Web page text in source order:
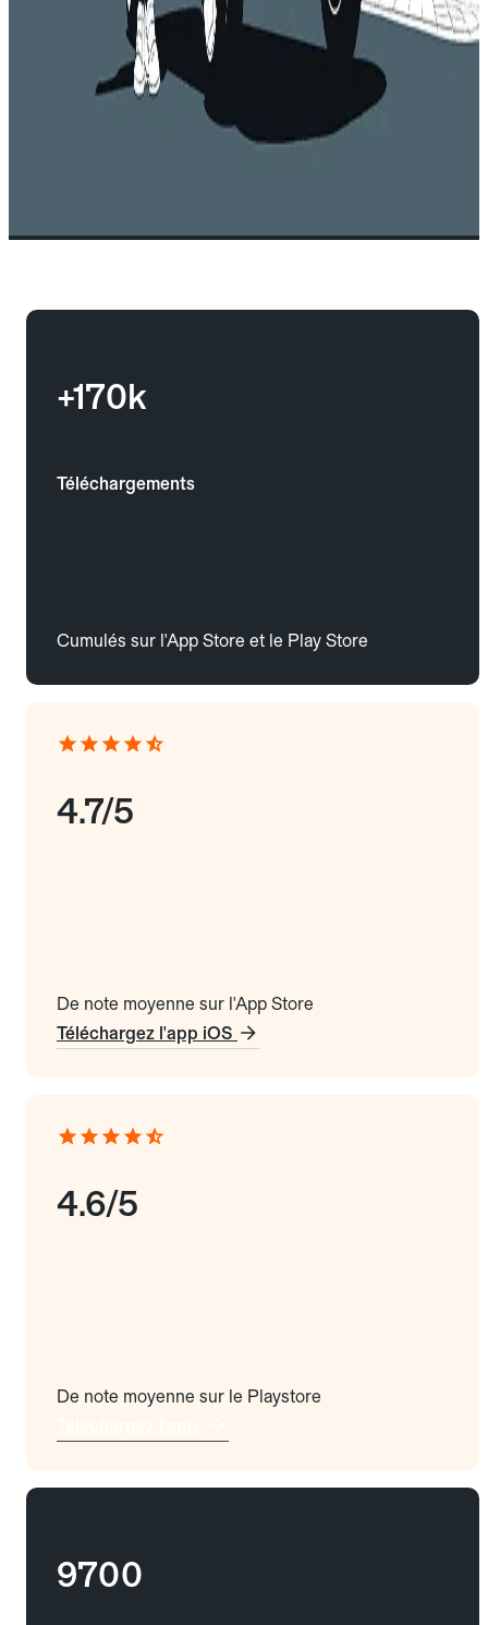
+170k
Téléchargements
Cumulés sur l'App Store et le Play Store
4.7/5
De note moyenne sur l'App Store
Téléchargez l'app iOS
4.6/5
De note moyenne sur le Playstore
9700